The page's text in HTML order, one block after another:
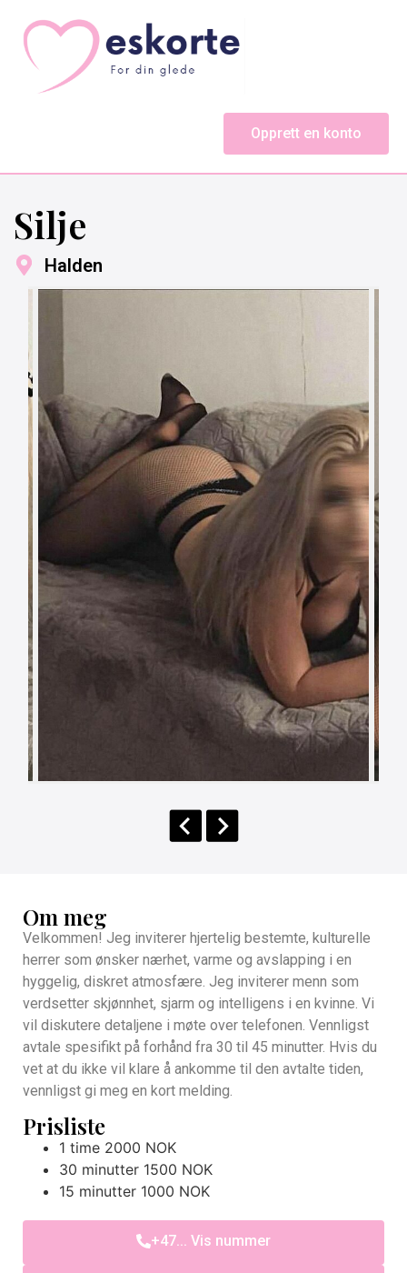
Opprett en konto
Silje
Halden
Om meg
Velkommen! Jeg inviterer hjertelig bestemte, kulturelle
herrer som ønsker nærhet, varme og avslapping i en
hyggelig, diskret atmosfære. Jeg inviterer menn som
verdsetter skjønnhet, sjarm og intelligens i en kvinne. Vi
vil diskutere detaljene i møte over telefonen. Vennligst
avtale spesifikt på forhånd fra 30 til 45 minutter. Hvis du
vet at du ikke vil klare å ankomme til den avtalte tiden,
vennligst gi meg en kort melding.
Prisliste
1 time 2000 NOK
30 minutter 1500 NOK
15 minutter 1000 NOK
+47... Vis nummer